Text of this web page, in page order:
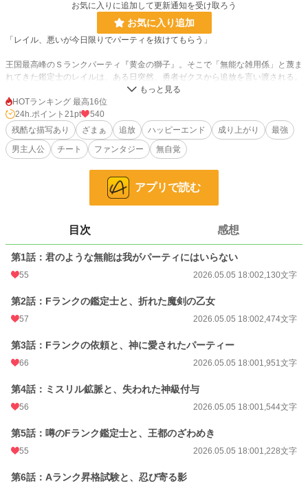
お気に入りに追加して更新通知を受け取ろう
お気に入り追加
「レイル、悪いが今日限りでパーティを抜けてもらう」
王国最高峰のＳランクパーティ『黄金の獅子』。そこで「無能な雑用係」と蔑ま
れてきた鑑定士のレイルは、ある日突然、勇者ゼクスから追放を言い渡される。
戦闘能力ゼロ。役立たず。
そう罵られ、ギルドランクも最低のＦに落とされたレイルだったが……彼らには
一つ、致命的な勘違いがあった。
レイルのスキルは単なる『鑑定』ではない。
レイルが毎日行っていた「装備のメンテナンス」がなくなった瞬間、勇者の聖剣
「今さら戻ってこいと言われても、もう遅い。俺は俺のやり方で、自由に生きさ
せてもらう」
これは、自分を無能だと思い込んでいた最強の付与術師が、行く先々で無自覚に
仲間と最高の旅を満喫する物語。
4,066 位 / 53,345 件
24h.ポイント
更新日時
初回公開日時 2026.05.05 18:00
HOTランキング 最高16位
24h.ポイント 21pt
540
残酷な描写あり
ざまぁ 追放 ハッピーエンド 成り上がり
最強
男主人公
チート ファンタジー 無自覚
アプリで読む
目次 感想
第1話：君のような無能は我がパーティにはいらない
55 2026.05.05 18:002,130文字
第2話：Fランクの鑑定士と、折れた魔剣の乙女
57 2026.05.05 18:002,474文字
第3話：Fランクの依頼と、神に愛されたパーティー
66 2026.05.05 18:001,951文字
第4話：ミスリル鉱脈と、失われた神級付与
56 2026.05.05 18:001,544文字
第5話：噂のFランク鑑定士と、王都のざわめき
55 2026.05.05 18:001,228文字
第6話：Aランク昇格試験と、忍び寄る影